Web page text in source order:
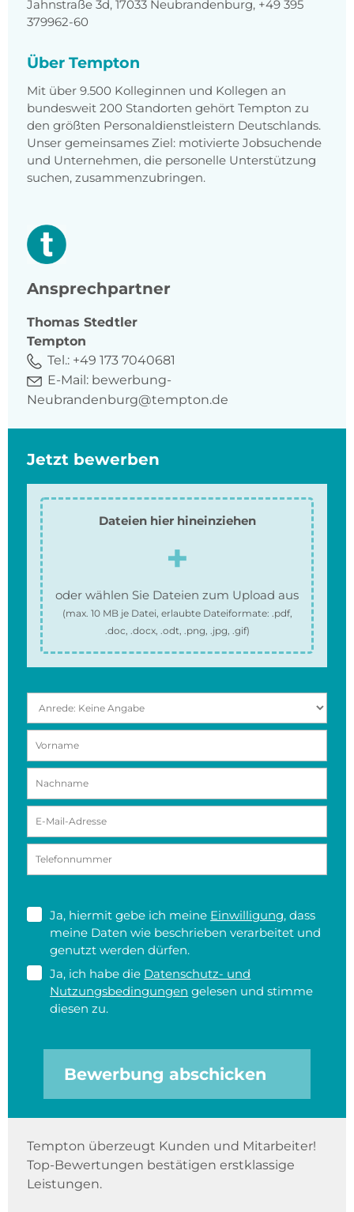
Jahnstraße 3d, 17033 Neubrandenburg, +49 395
379962-60
Über Tempton
Mit über 9.500 Kolleginnen und Kollegen an
bundesweit 200 Standorten gehört Tempton zu
den größten Personaldienstleistern Deutschlands.
Unser gemeinsames Ziel: motivierte Jobsuchende
und Unternehmen, die personelle Unterstützung
suchen, zusammenzubringen.
Ansprechpartner
Thomas Stedtler
Tempton
Tel.: +49 173 7040681
E-Mail: bewerbung-
Neubrandenburg@tempton.de
Jetzt bewerben
Dateien hier hineinziehen
oder wählen Sie Dateien zum Upload aus
(max. 10 MBje Datei, erlaubte Dateiformate: .pdf,
.doc, .docx, .odt, .png, .jpg, .gif)
Ja, hiermit gebe ich meine Einwilligung, dass
meine Daten wie beschrieben verarbeitet und
genutzt werden dürfen.
Ja, ich habe die Datenschutz- und
Nutzungsbedingungen gelesen und stimme
diesen zu.
Bewerbung abschicken
Tempton überzeugt Kunden und Mitarbeiter!
Top-Bewertungen bestätigen erstklassige
Leistungen.